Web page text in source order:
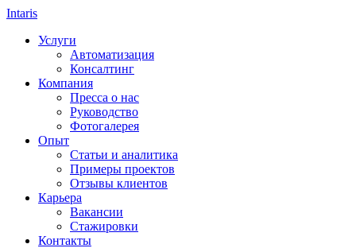
Intaris
Услуги
Автоматизация
Консалтинг
Компания
Пресса о нас
Руководство
Фотогалерея
Опыт
Статьи и аналитика
Примеры проектов
Отзывы клиентов
Карьера
Вакансии
Стажировки
Контакты